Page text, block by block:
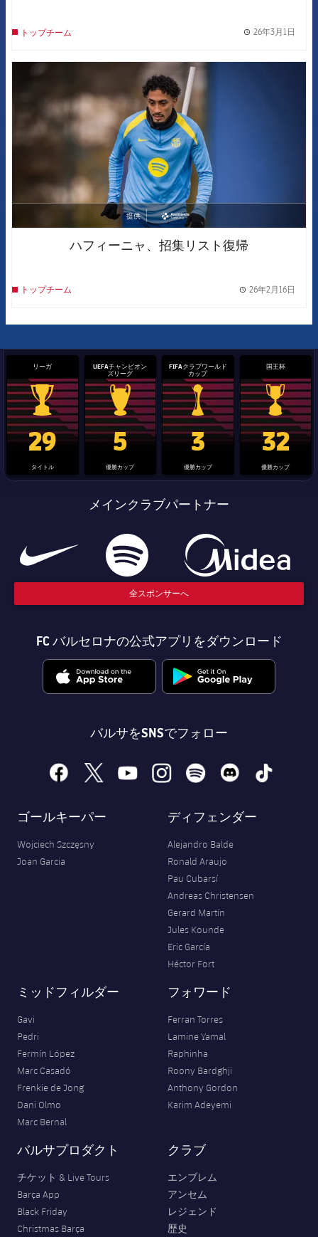
トップチーム 26年3月1日
FCB Barcelona badge
提供
asistencia
ハフィーニャ、招集リスト復帰
トップチーム 26年2月16日
リーガ
La Liga trophy
29
タイトル
UEFAチャンピオン
ズリーグ
Champions League trophy
5
優勝カップ
FIFAクラブワールド
カップ
label.aria.clubworldcup
3
優勝カップ
国王杯
国王杯
32
優勝カップ
メインクラブパートナー
全スポンサーへ
FC バルセロナの公式アプリをダウンロード
バルサをSNSでフォロー
facebook
x youtubeinstagramspotify discord tiktok
ゴールキーパー
Wojciech Szczęsny
Joan Garcia
ディフェンダー
Alejandro Balde
Ronald Araujo
Pau Cubarsí
Andreas Christensen
Gerard Martín
Jules Kounde
Eric García
Héctor Fort
ミッドフィルダー
Gavi
Pedri
Fermín López
Marc Casadó
Frenkie de Jong
Dani Olmo
Marc Bernal
フォワード
Ferran Torres
Lamine Yamal
Raphinha
Roony Bardghji
Anthony Gordon
Karim Adeyemi
バルサプロダクト
チケット & Live Tours
Barça App
Black Friday
Christmas Barça
クラブ
エンブレム
アンセム
レジェンド
歴史